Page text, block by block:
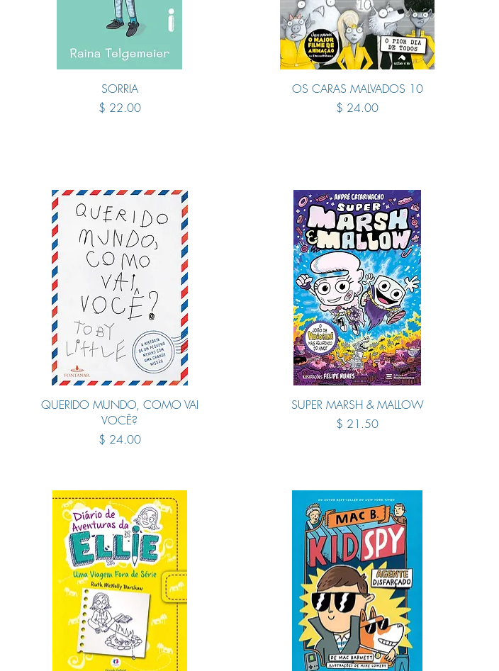
Quick View
SORRIA
Price
$ 22.00
Quick View
OS CARAS MALVADOS 10
Price
$ 24.00
Quick View
QUERIDO MUNDO, COMO VAI
VOCÊ?
Price
$ 24.00
Quick View
SUPER MARSH & MALLOW
Price
$ 21.50